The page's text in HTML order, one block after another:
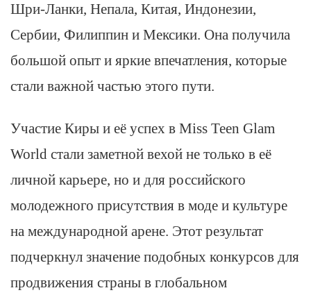
Шри-Ланки, Непала, Китая, Индонезии,
Сербии, Филиппин и Мексики. Она получила
большой опыт и яркие впечатления, которые
стали важной частью этого пути.
Участие Киры и её успех в Miss Teen Glam
World стали заметной вехой не только в её
личной карьере, но и для российского
молодежного присутствия в моде и культуре
на международной арене. Этот результат
подчеркнул значение подобных конкурсов для
продвижения страны в глобальном